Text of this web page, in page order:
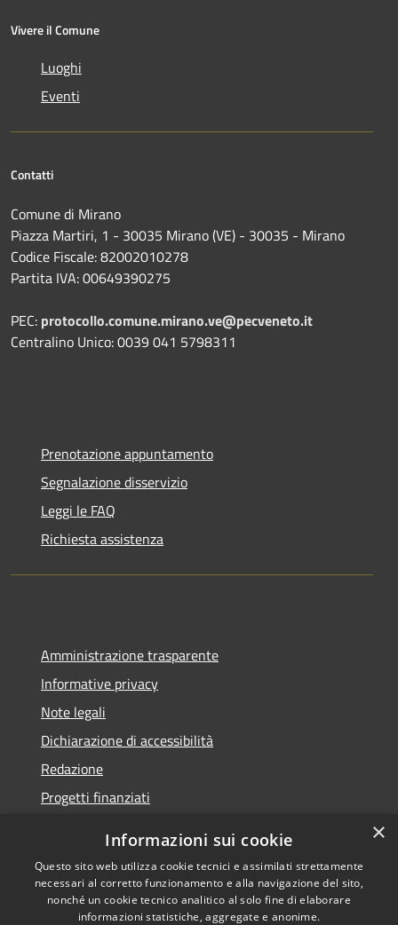
Vivere il Comune
Luoghi
Eventi
Contatti
Comune di Mirano
Piazza Martiri, 1 - 30035 Mirano (VE) - 30035 - Mirano
Codice Fiscale: 82002010278
Partita IVA: 00649390275
PEC: protocollo.comune.mirano.ve@pecveneto.it
Centralino Unico: 0039 041 5798311
Prenotazione appuntamento
Segnalazione disservizio
Leggi le FAQ
Richiesta assistenza
Amministrazione trasparente
Informative privacy
Note legali
Dichiarazione di accessibilità
Redazione
Progetti finanziati
RSS
Accessibilità
Dichiarazione di
accessibilità• Copyright ©
×
Informazioni sui cookie
Questo sito web utilizza cookie tecnici e assimilati strettamente
necessari al corretto funzionamento e alla navigazione del sito,
nonché un cookie tecnico analitico al solo fine di elaborare
informazioni statistiche, aggregate e anonime.